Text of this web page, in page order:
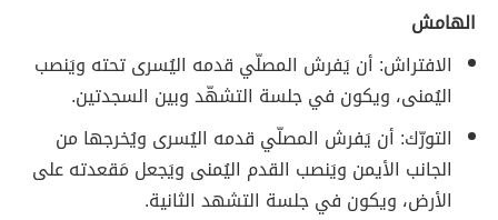
الهامش
الافتراش: أن يَفرش المصلّي قدمه اليُسرى تحته ويَنصب
اليُمنى، ويكون في جلسة التشهّد وبين السجدتين.
التورّك: أن يَفرش المصلّي قدمه اليُسرى ويُخرجها من
الجانب الأيمن ويَنصب القدم اليُمنى ويَجعل مَقعدته على
الأرض، ويكون في جلسة التشهد الثانية.